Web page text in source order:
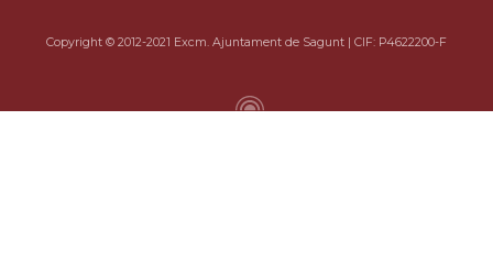
Copyright © 2012-2021 Excm. Ajuntament de Sagunt | CIF: P4622200-F